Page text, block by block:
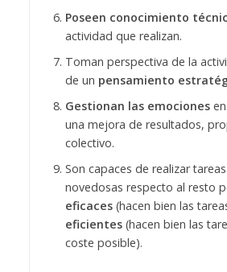
Poseen conocimiento
actividad que realizan.
Toman perspectiva de la
de un pensamiento
Gestionan las emocionesen
una mejora de resultados,
colectivo.
Son capaces de realizar
novedosas respecto al resto
eficaces(hacen bien las
eficientes(hacen bien las
coste posible).